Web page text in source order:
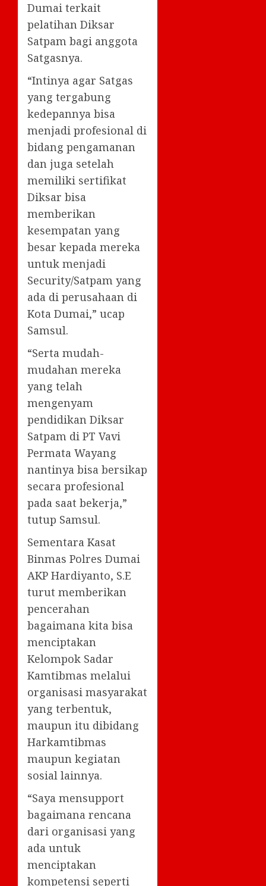
Dumai terkait
pelatihan Diksar
Satpam bagi anggota
Satgasnya.
“Intinya agar Satgas
yang tergabung
kedepannya bisa
menjadi profesional di
bidang pengamanan
dan juga setelah
memiliki sertifikat
Diksar bisa
memberikan
kesempatan yang
besar kepada mereka
untuk menjadi
Security/Satpam yang
ada di perusahaan di
Kota Dumai,” ucap
Samsul.
“Serta mudah-
mudahan mereka
yang telah
mengenyam
pendidikan Diksar
Satpam di PT Vavi
Permata Wayang
nantinya bisa bersikap
secara profesional
pada saat bekerja,”
tutup Samsul.
Sementara Kasat
Binmas Polres Dumai
AKP Hardiyanto, S.E
turut memberikan
pencerahan
bagaimana kita bisa
menciptakan
Kelompok Sadar
Kamtibmas melalui
organisasi masyarakat
yang terbentuk,
maupun itu dibidang
Harkamtibmas
maupun kegiatan
sosial lainnya.
“Saya mensupport
bagaimana rencana
dari organisasi yang
ada untuk
menciptakan
kompetensi seperti